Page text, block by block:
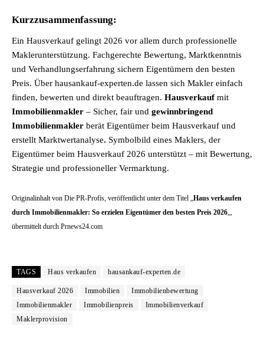
Kurzzusammenfassung:
Ein Hausverkauf gelingt 2026 vor allem durch professionelle
Maklerunterstützung. Fachgerechte Bewertung, Marktkenntnis
und Verhandlungserfahrung sichern Eigentümern den besten
Preis. Über hausankauf-experten.de lassen sich Makler einfach
finden, bewerten und direkt beauftragen. Hausverkaufmit
Immobilienmakler – Sicher, fair und gewinnbringend
Immobilienmakler berät Eigentümer beim Hausverkauf und
erstellt Marktwertanalyse. Symbolbild eines Maklers, der
Eigentümer beim Hausverkauf 2026 unterstützt – mit Bewertung,
Strategie und professioneller Vermarktung.
Originalinhalt von Die PR-Profis, veröffentlicht unter dem Titel „Haus verkaufen
durch Immobilienmakler: So erzielen Eigentümer den besten Preis 2026„,
übermittelt durch Prnews24.com
TAGS Haus verkaufen hausankauf-experten.de
Hausverkauf 2026 Immobilien
Immobilienbewertung
Immobilienmakler
Immobilienpreis
Immobilienverkauf
Maklerprovision